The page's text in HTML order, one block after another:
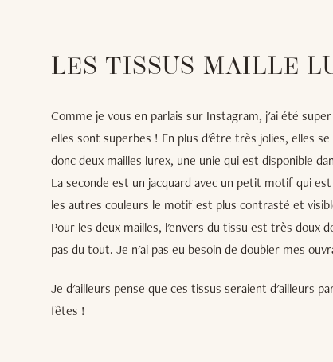
LES TISSUS MAILLE
Comme je vous en parlais sur Instagram, j'ai été
elles sont superbes ! En plus d'être très jolies, elles
donc deux mailles lurex, une unie qui est disponible
La seconde est un jacquard avec un petit motif qui
les autres couleurs le motif est plus contrasté et
Pour les deux mailles, l'envers du tissu est très doux
pas du tout. Je n'ai pas eu besoin de doubler mes
Je d'ailleurs pense que ces tissus seraient d'ailleurs
fêtes !